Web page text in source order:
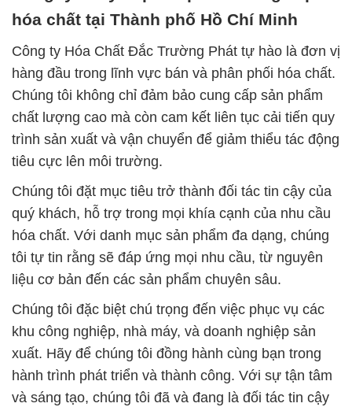
hóa chất tại Thành phố Hồ Chí Minh
Công ty Hóa Chất Đắc Trường Phát tự hào là đơn vị
hàng đầu trong lĩnh vực bán và phân phối hóa chất.
Chúng tôi không chỉ đảm bảo cung cấp sản phẩm
chất lượng cao mà còn cam kết liên tục cải tiến quy
trình sản xuất và vận chuyển để giảm thiểu tác động
tiêu cực lên môi trường.
Chúng tôi đặt mục tiêu trở thành đối tác tin cậy của
quý khách, hỗ trợ trong mọi khía cạnh của nhu cầu
hóa chất. Với danh mục sản phẩm đa dạng, chúng
tôi tự tin rằng sẽ đáp ứng mọi nhu cầu, từ nguyên
liệu cơ bản đến các sản phẩm chuyên sâu.
Chúng tôi đặc biệt chú trọng đến việc phục vụ các
khu công nghiệp, nhà máy, và doanh nghiệp sản
xuất. Hãy để chúng tôi đồng hành cùng bạn trong
hành trình phát triển và thành công. Với sự tận tâm
và sáng tạo, chúng tôi đã và đang là đối tác tin cậy